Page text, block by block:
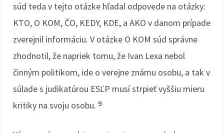
súd teda v tejto otázke hľadal odpovede na otázky:
KTO, O KOM, ČO, KEDY, KDE, a AKO v danom prípade
zverejnil informáciu. V otázke O KOM súd správne
zhodnotil, že napriek tomu, že Ivan Lexa nebol
činným politikom, ide o verejne známu osobu, a tak v
súlade s judikatúrou ESĽP musí strpieť vyššiu mieru
kritiky na svoju osobu. 9